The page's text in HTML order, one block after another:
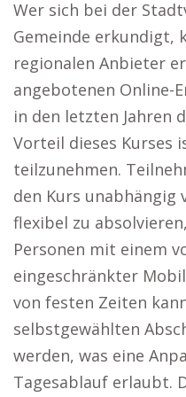
Wer sich bei der
Gemeinde erkundigt,
regionalen Anbieter
angebotenen Online-
in den letzten Jahren
Vorteil dieses Kurses
teilzunehmen.
den Kurs
flexibel zu
Personen mit einem
eingeschränkter
von festen Zeiten
selbstgewählten
werden, was eine
Tagesablauf erlaubt.